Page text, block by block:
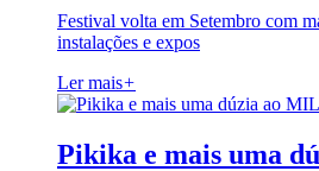
Festival volta em Setembro com
instalações e expos
Ler mais+
Pikika e mais uma